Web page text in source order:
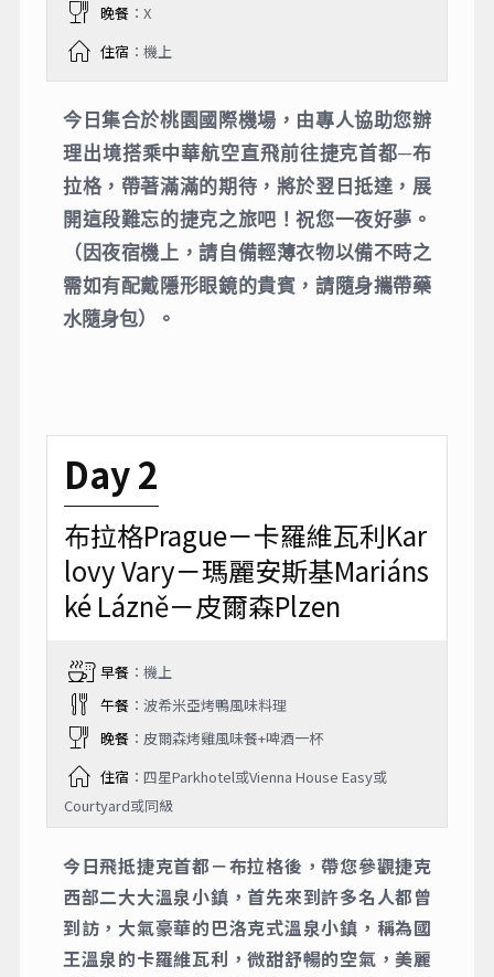
晚餐：X
住宿 ：機上
今⽇集合於桃園國際機場，由專⼈協助您辦
理出境搭乘中華航空直⾶前往捷克⾸都─布
拉格，帶著滿滿的期待，將於翌⽇抵達，展
開這段難忘的捷克之旅吧！祝您⼀夜好夢。
（因夜宿機上，請自備輕薄衣物以備不時之
需如有配戴隱形眼鏡的貴賓，請隨身攜帶藥
水隨身包）。
Day 2
布拉格Prague－卡羅維瓦利Kar
lovy Vary－瑪麗安斯基Mariáns
ké Lázně－皮爾森Plzen
早餐：機上
午餐：波希米亞烤鴨風味料理
晚餐：皮爾森烤雞風味餐+啤酒一杯
住宿 ：四星Parkhotel或Vienna House Easy或
Courtyard或同級
今日飛抵捷克首都－布拉格後，帶您參觀捷克
西部二大大溫泉小鎮，首先來到許多名人都曾
到訪，大氣豪華的巴洛克式溫泉小鎮，稱為國
王溫泉的卡羅維瓦利，微甜舒暢的空氣，美麗